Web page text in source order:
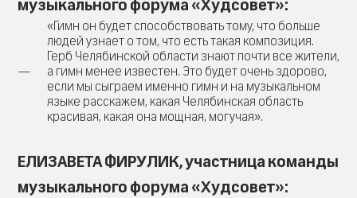
музыкального форума «Худсовет»:
«Гимн он будет способствовать тому, что больше
людей узнает о том, что есть такая композиция.
Герб Челябинской области знают почти все жители,
а гимн менее известен. Это будет очень здорово,
если мы сыграем именно гимн и на музыкальном
языке расскажем, какая Челябинская область
красивая, какая она мощная, могучая».
ЕЛИЗАВЕТА ФИРУЛИК, участница команды
музыкального форума «Худсовет»: